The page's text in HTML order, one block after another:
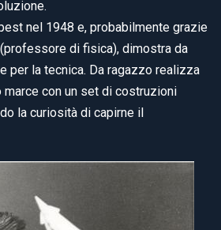
nel 1948 e, probabilmente grazie
di fisica), dimostra da
per la tecnica. Da ragazzo realizza
marce con un set di costruzioni
la curiosità di capirne il